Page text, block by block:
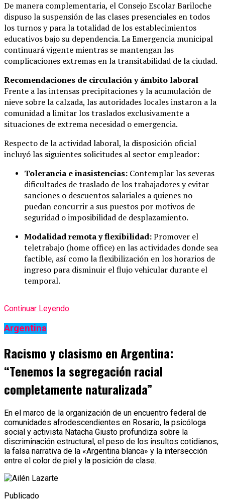
De manera complementaria, el Consejo Escolar Bariloche
dispuso la suspensión de las clases presenciales en todos
los turnos y para la totalidad de los establecimientos
educativos bajo su dependencia. La Emergencia municipal
continuará vigente mientras se mantengan las
complicaciones extremas en la transitabilidad de la ciudad.
Recomendaciones de circulación y ámbito laboral
Frente a las intensas precipitaciones y la acumulación de
nieve sobre la calzada, las autoridades locales instaron a la
comunidad a limitar los traslados exclusivamente a
situaciones de extrema necesidad o emergencia.
Respecto de la actividad laboral, la disposición oficial
incluyó las siguientes solicitudes al sector empleador:
Tolerancia e inasistencias: Contemplar las severas
dificultades de traslado de los trabajadores y evitar
sanciones o descuentos salariales a quienes no
puedan concurrir a sus puestos por motivos de
seguridad o imposibilidad de desplazamiento.
Modalidad remota y flexibilidad:Promover el
teletrabajo (home office) en las actividades donde sea
factible, así como la flexibilización en los horarios de
ingreso para disminuir el flujo vehicular durante el
temporal.
Continuar Leyendo
Argentina
Racismo y clasismo en Argentina:
“Tenemos la segregación racial
completamente naturalizada”
En el marco de la organización de un encuentro federal de
comunidades afrodescendientes en Rosario, la psicóloga
social y activista Natacha Giusto profundiza sobre la
discriminación estructural, el peso de los insultos cotidianos,
la falsa narrativa de la «Argentina blanca» y la intersección
entre el color de piel y la posición de clase.
Publicado